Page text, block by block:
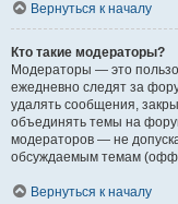
Вернуться к началу
Кто такие модераторы?
Модераторы — это
ежедневно следят за
удалять сообщения,
объединять темы на
модераторов — не
обсуждаемым темам
Вернуться к началу